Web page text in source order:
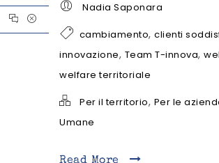
Nadia Saponara
cambiamento, clienti
innovazione, Team T-innova,
welfare territoriale
Per il territorio, Per le
Umane